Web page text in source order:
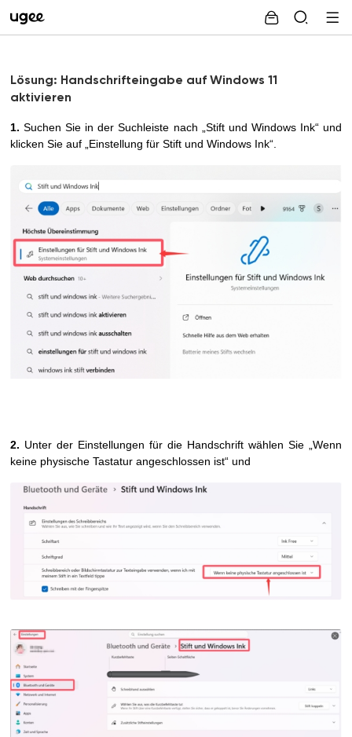
Lösung: Handschrifteingabe auf Windows 11
aktivieren
1.Suchen Sie in der Suchleiste nach „ Stift und Windows Ink“ und
klicken Sie auf Einstellung fürStift und Windows Ink“.
2. Unter der Einstellungen für die Handschriftwählen Sie „Wenn
keine physischeTastatur angeschlossen ist“ und